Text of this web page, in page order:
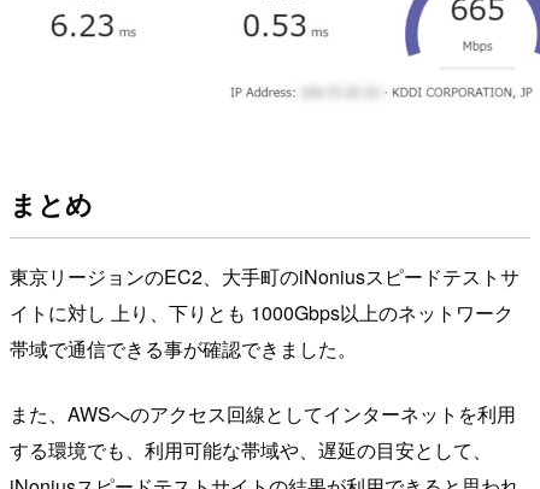
まとめ
東京リージョンのEC2、大手町のiNoniusスピードテストサ
イトに対し 上り、下りとも 1000Gbps以上のネットワーク
帯域で通信できる事が確認できました。
また、AWSへのアクセス回線としてインターネットを利用
する環境でも、利用可能な帯域や、遅延の目安として、